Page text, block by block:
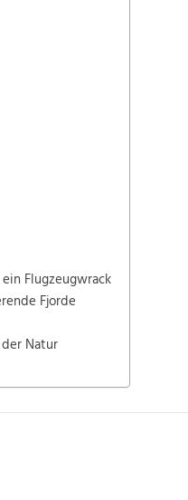
Flugzeugwrack
Fjorde
Natur